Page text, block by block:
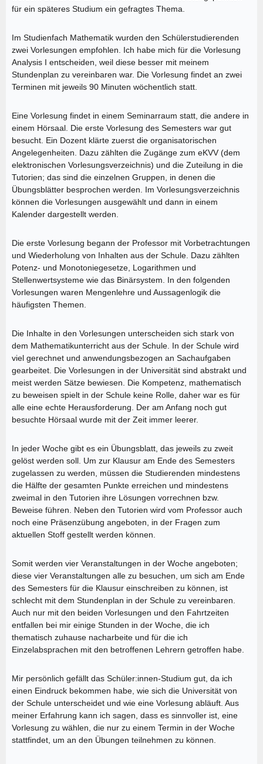
für ein späteres Studium ein gefragtes Thema.
Im Studienfach Mathematik wurden den Schülerstudierenden
zwei Vorlesungen empfohlen. Ich habe mich für die Vorlesung
Analysis I entscheiden, weil diese besser mit meinem
Stundenplan zu vereinbaren war. Die Vorlesung findet an zwei
Terminen mit jeweils 90 Minuten wöchentlich statt.
Eine Vorlesung findet in einem Seminarraum statt, die andere in
einem Hörsaal. Die erste Vorlesung des Semesters war gut
besucht. Ein Dozent klärte zuerst die organisatorischen
Angelegenheiten. Dazu zählten die Zugänge zum eKVV (dem
elektronischen Vorlesungsverzeichnis) und die Zuteilung in die
Tutorien; das sind die einzelnen Gruppen, in denen die
Übungsblätter besprochen werden. Im Vorlesungsverzeichnis
können die Vorlesungen ausgewählt und dann in einem
Kalender dargestellt werden.
Die erste Vorlesung begann der Professor mit Vorbetrachtungen
und Wiederholung von Inhalten aus der Schule. Dazu zählten
Potenz- und Monotoniegesetze, Logarithmen und
Stellenwertsysteme wie das Binärsystem. In den folgenden
Vorlesungen waren Mengenlehre und Aussagenlogik die
häufigsten Themen.
Die Inhalte in den Vorlesungen unterscheiden sich stark von
dem Mathematikunterricht aus der Schule. In der Schule wird
viel gerechnet und anwendungsbezogen an Sachaufgaben
gearbeitet. Die Vorlesungen in der Universität sind abstrakt und
meist werden Sätze bewiesen. Die Kompetenz, mathematisch
zu beweisen spielt in der Schule keine Rolle, daher war es für
alle eine echte Herausforderung. Der am Anfang noch gut
besuchte Hörsaal wurde mit der Zeit immer leerer.
In jeder Woche gibt es ein Übungsblatt, das jeweils zu zweit
gelöst werden soll. Um zur Klausur am Ende des Semesters
zugelassen zu werden, müssen die Studierenden mindestens
die Hälfte der gesamten Punkte erreichen und mindestens
zweimal in den Tutorien ihre Lösungen vorrechnen bzw.
Beweise führen. Neben den Tutorien wird vom Professor auch
noch eine Präsenzübung angeboten, in der Fragen zum
aktuellen Stoff gestellt werden können.
Somit werden vier Veranstaltungen in der Woche angeboten;
diese vier Veranstaltungen alle zu besuchen, um sich am Ende
des Semesters für die Klausur einschreiben zu können, ist
schlecht mit dem Stundenplan in der Schule zu vereinbaren.
Auch nur mit den beiden Vorlesungen und den Fahrtzeiten
entfallen bei mir einige Stunden in der Woche, die ich
thematisch zuhause nacharbeite und für die ich
Einzelabsprachen mit den betroffenen Lehrern getroffen habe.
Mir persönlich gefällt das Schüler:innen-Studium gut, da ich
einen Eindruck bekommen habe, wie sich die Universität von
der Schule unterscheidet und wie eine Vorlesung abläuft. Aus
meiner Erfahrung kann ich sagen, dass es sinnvoller ist, eine
Vorlesung zu wählen, die nur zu einem Termin in der Woche
stattfindet, um an den Übungen teilnehmen zu können.